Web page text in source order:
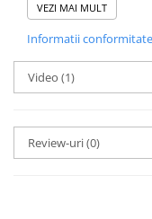
Foliile
VEZI MAI MULT
Informatii
Video (1)
Review-uri(0)